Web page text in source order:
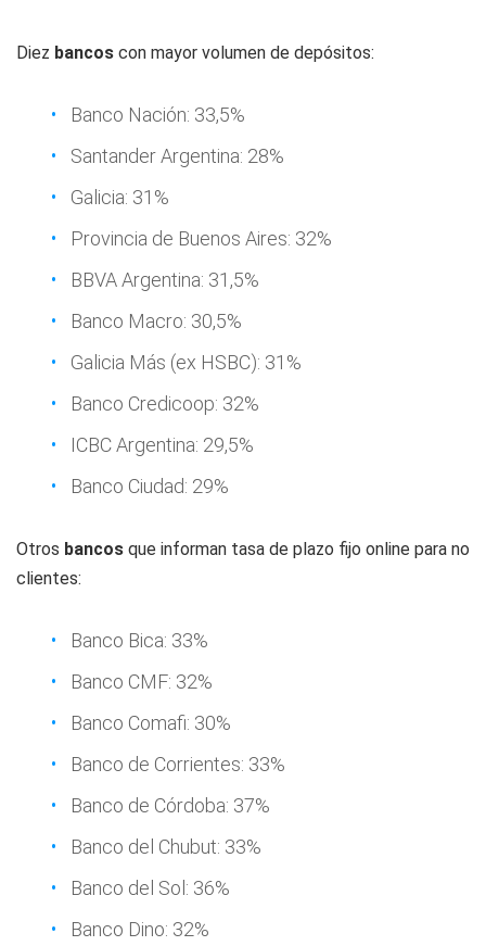
Diez bancos con mayor volumen de depósitos:
Banco Nación: 33,5%
Santander Argentina: 28%
Galicia: 31%
Provincia de Buenos Aires: 32%
BBVA Argentina: 31,5%
Banco Macro: 30,5%
Galicia Más (ex HSBC): 31%
Banco Credicoop: 32%
ICBC Argentina: 29,5%
Banco Ciudad: 29%
Otros bancos que informan tasa de plazo fijo online para no
clientes:
Banco Bica: 33%
Banco CMF: 32%
Banco Comafi: 30%
Banco de Corrientes: 33%
Banco de Córdoba: 37%
Banco del Chubut: 33%
Banco del Sol: 36%
Banco Dino: 32%